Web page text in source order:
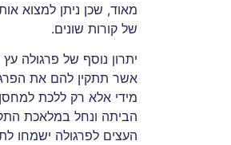
מאוד, שכן ניתן למצוא
של קורות שונים.
יתרון נוסף של פרגולה
אשר תתקין להם את
מידי אלא רק ללכת למחסן
הביתה ונחל במלאכת
העצים לפרגולה ישמחו